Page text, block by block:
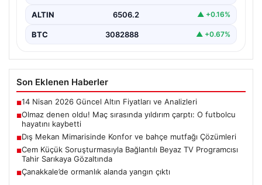
ALTIN 6506.2 ▲ +0.16%
BTC 3082888 ▲ +0.67%
Son Eklenen Haberler
■14 Nisan 2026 Güncel Altın Fiyatları ve Analizleri
■Olmaz denen oldu! Maç sırasında yıldırım çarptı: O futbolcu
hayatını kaybetti
■Dış Mekan Mimarisinde Konfor ve bahçe mutfağı Çözümleri
■Cem Küçük Soruşturmasıyla Bağlantılı Beyaz TV Programcısı
Tahir Sarıkaya Gözaltında
■Çanakkale’de ormanlık alanda yangın çıktı